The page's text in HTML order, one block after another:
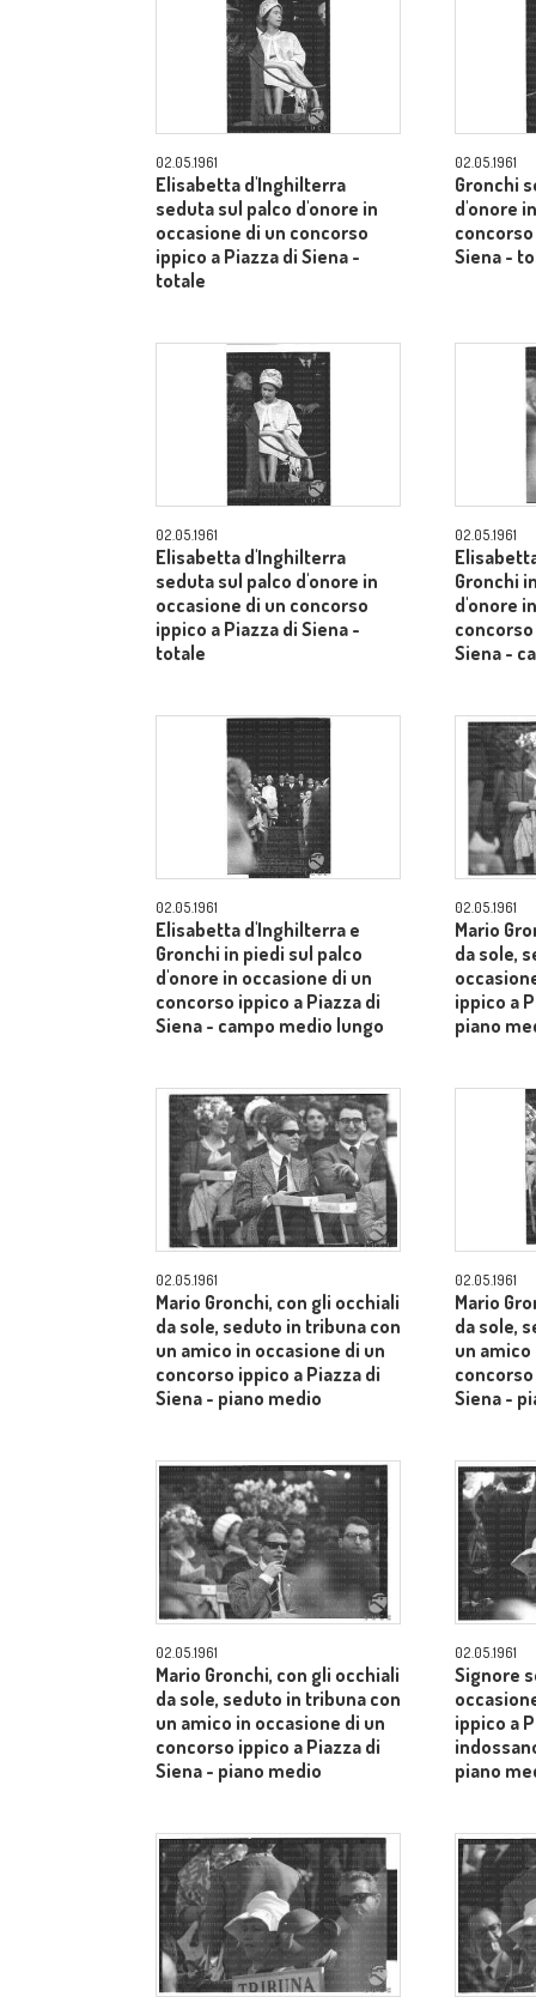
02.05.1961
Elisabetta d'Inghilterra
seduta sul palco d'onore in
occasione di un concorso
ippico a Piazza di Siena -
totale
02.05.1961
Gronchi
d'onore
Siena -
02.05.1961
Elisabetta d'Inghilterra
seduta sul palco d'onore in
occasione di un concorso
ippico a Piazza di Siena -
totale
02.05.1961
Gronchi
d'onore
Siena -
02.05.1961
Elisabetta d'Inghilterra e
Gronchi in piedi sul palco
d'onore in occasione di un
concorso ippico a Piazza di
Siena - campo medio lungo
02.05.1961
Mario
da sole,
ippico a
piano
02.05.1961
Mario Gronchi, con gli occhiali
da sole, seduto in tribuna con
un amico in occasione di un
concorso ippico a Piazza di
Siena - piano medio
02.05.1961
Mario
da sole,
un
Siena -
02.05.1961
Mario Gronchi, con gli occhiali
da sole, seduto in tribuna con
un amico in occasione di un
concorso ippico a Piazza di
Siena - piano medio
02.05.1961
Signore
ippico a
piano